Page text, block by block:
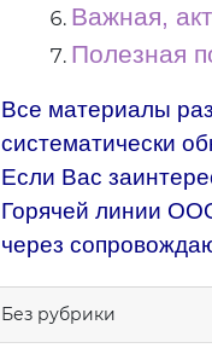
Важная,
Полезная
Все материалы
систематически
Если Вас
Горячей линии
через
Без рубрики